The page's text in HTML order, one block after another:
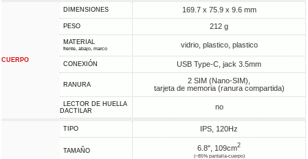
CUERPO
DIMENSIONES 169.7 x 75.9 x 9.6 mm
PESO 212 g
MATERIAL
frente, abajo, marco vidrio, plastico, plastico
CONEXIÓN USB Type-C, jack 3.5mm
RANURA
2 SIM (Nano-SIM),
tarjeta de memoria (ranura compartida)
LECTOR DE HUELLA
DACTILAR
no
TIPO IPS, 120Hz
TAMAÑO 6.8", 109cm2
(~85% pantalla-cuerpo)